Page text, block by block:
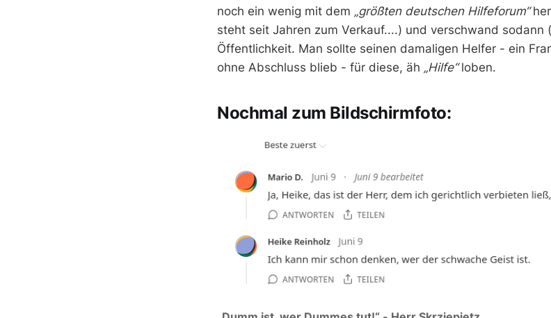
noch ein wenig mit dem „größten deutschen Hilfeforum“
steht seit Jahren zum Verkauf....) und verschwand sodann
Öffentlichkeit. Man sollte seinen damaligen Helfer - ein
ohne Abschluss blieb - für diese, äh „Hilfe“loben.
Nochmal zum Bildschirmfoto: